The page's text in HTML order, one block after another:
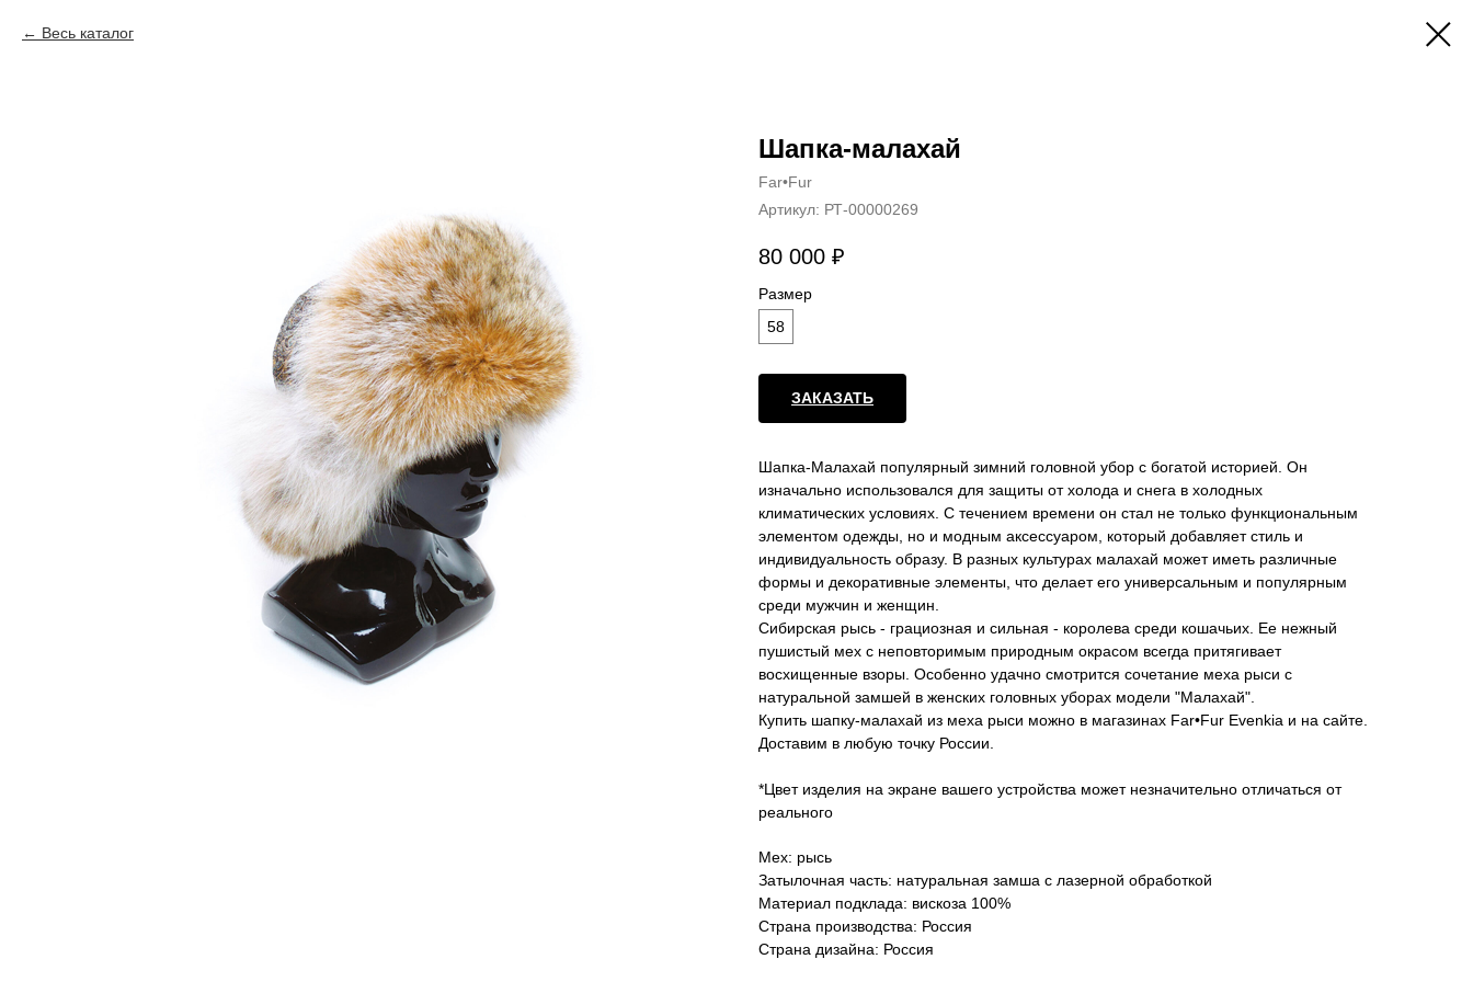
Весь каталог
Шапка-малахай
Far•Fur
Артикул: РТ-00000269
80 000 ₽
Размер
58
ЗАКАЗАТЬ
Шапка-Малахай популярный зимний головной убор с богатой историей. Он
изначально использовался для защиты от холода и снега в холодных
климатических условиях. С течением времени он стал не только функциональным
элементом одежды, но и модным аксессуаром, который добавляет стиль и
индивидуальность образу. В разных культурах малахай может иметь различные
формы и декоративные элементы, что делает его универсальным и популярным
среди мужчин и женщин.
Сибирская рысь - грациозная и сильная - королева среди кошачьих. Ее нежный
пушистый мех с неповторимым природным окрасом всегда притягивает
восхищенные взоры. Особенно удачно смотрится сочетание меха рыси с
натуральной замшей в женских головных уборах модели "Малахай".
Купить шапку-малахай из меха рыси можно в магазинах Far•Fur Evenkia и на сайте.
Доставим в любую точку России.
*Цвет изделия на экране вашего устройства может незначительно отличаться от
реального
Мех: рысь
Затылочная часть: натуральная замша с лазерной обработкой
Материал подклада: вискоза 100%
Страна производства: Россия
Страна дизайна: Россия